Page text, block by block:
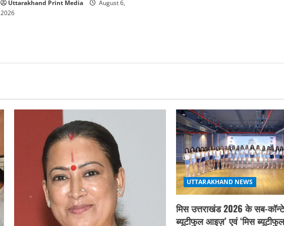
Uttarakhand Print Media
August 6,
2026
UTTARAKHAND NEWS
मिस उत्तराखंड 2026 के सब-
ब्यूटीफुल आइज़’ एवं ‘मिस